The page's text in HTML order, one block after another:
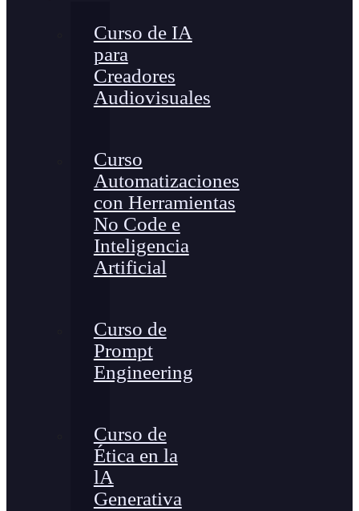
Curso de IA
para
Creadores
Audiovisuales
Curso
Automatizaciones
con Herramientas
No Code e
Inteligencia
Artificial
Curso de
Prompt
Engineering
Curso de
Ética en la
lA
Generativa